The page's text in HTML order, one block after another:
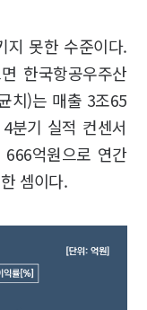
지 못한 수준이다.
한국항공우주산
치)는 매출 3조65
분기 실적 컨센서
억원으로 연간
셈이다.